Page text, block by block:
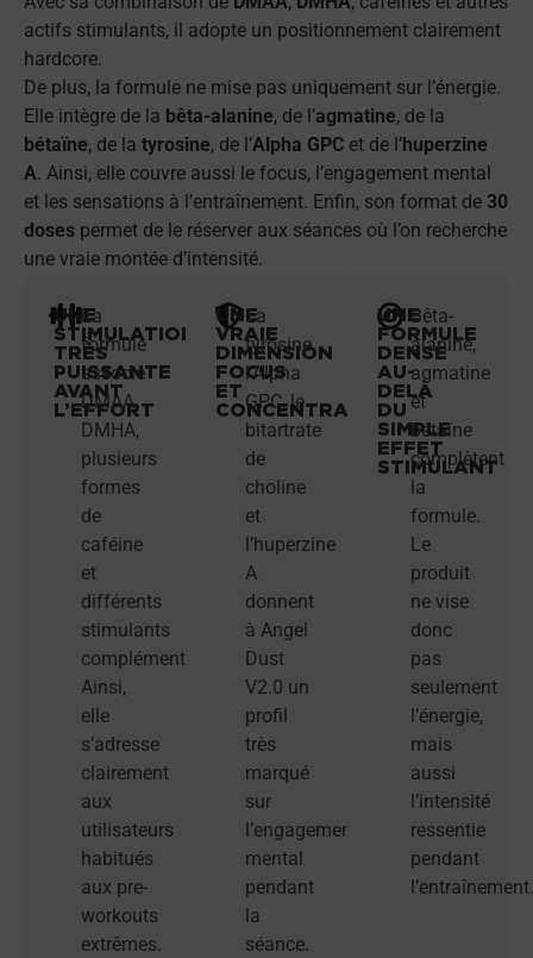
actifs stimulants, il adopte un positionnement clairement
hardcore.
De plus, la formule ne mise pas uniquement sur l’énergie.
Elle intègre de la bêta-alanine, de l’agmatine, de la
bétaïne, de la tyrosine, de l’Alpha GPC et de l’huperzine
A. Ainsi, elle couvre aussi le focus, l’engagement mental
et les sensations à l’entraînement. Enfin, son format de 30
doses permet de le réserver aux séances où l’on recherche
une vraie montée d’intensité.
UNE
STIMULATION
TRÈS
PUISSANTE
AVANT
L’EFFORT
La
formule
associe
DMAA,
DMHA,
plusieurs
formes
de
caféine
et
différents
stimulants
complémentaires.
Ainsi,
elle
s’adresse
clairement
aux
utilisateurs
habitués
aux pre-
workouts
extrêmes.
UNE
VRAIE
DIMENSION
FOCUS
ET
CONCENTRATION
La
tyrosine,
l’Alpha
GPC, le
bitartrate
de
choline
et
l’huperzine
A
donnent
à Angel
Dust
V2.0 un
profil
très
marqué
sur
l’engagement
mental
pendant
la
séance.
UNE
FORMULE
DENSE
AU-
DELÀ
DU
SIMPLE
EFFET
STIMULANT
Bêta-
alanine,
agmatine
et
bétaïne
complètent
la
formule.
Le
produit
ne vise
donc
pas
seulement
l’énergie,
mais
aussi
l’intensité
ressentie
pendant